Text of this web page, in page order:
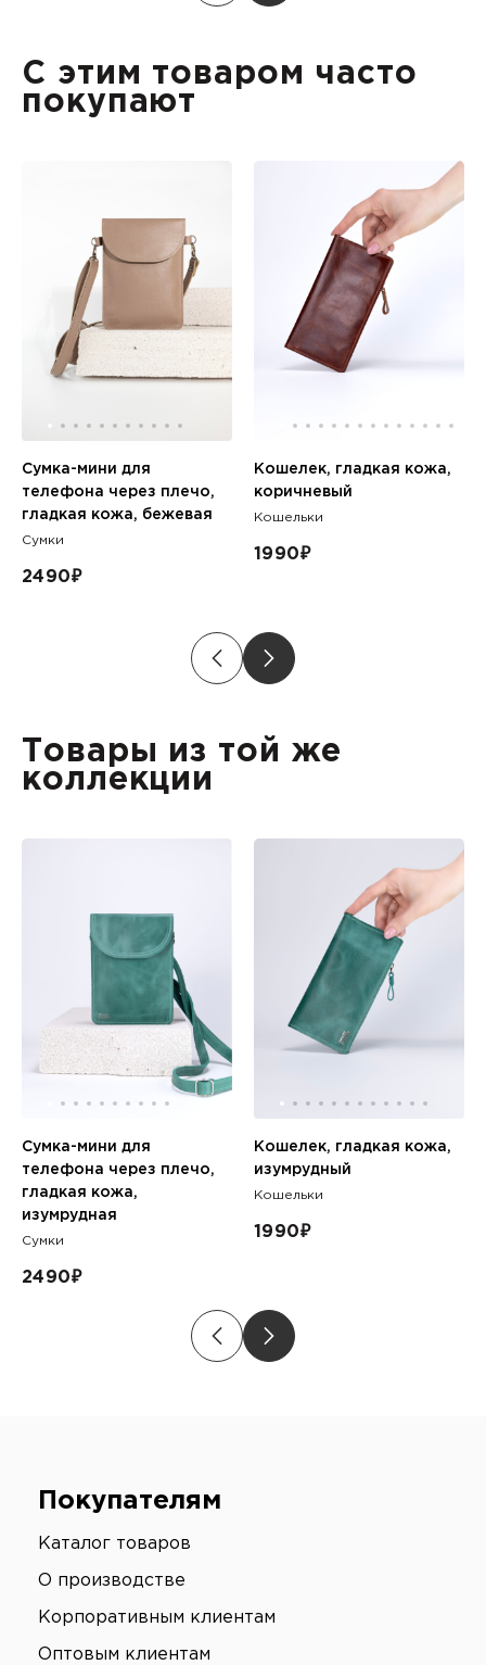
С этим товаром часто
покупают
Сумка-мини для
телефона через плечо,
гладкая кожа, бежевая
Сумки
2490₽
Кошелек, гладкая кожа,
коричневый
Кошельки
1990₽
Товары из той же
коллекции
Сумка-мини для
телефона через плечо,
гладкая кожа,
изумрудная
Сумки
2490₽
Кошелек, гладкая кожа,
изумрудный
Кошельки
1990₽
Покупателям
Каталог товаров
О производстве
Корпоративным клиентам
Оптовым клиентам